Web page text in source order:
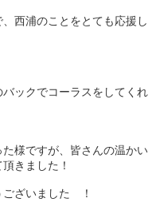
西浦のことをとても応援し
ックでコーラスをしてくれ
様ですが、皆さんの温かい
きました！
ございました ！